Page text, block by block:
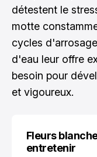
détestent le
motte
cycles
d'eau leur offre
besoin pour
et vigoureux.
Fleurs
entretenir